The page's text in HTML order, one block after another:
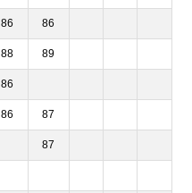
86 86
88 89
86
86 87
87